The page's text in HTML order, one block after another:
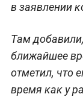
в заявлении
Там
ближайшее
отметил, что
время как у